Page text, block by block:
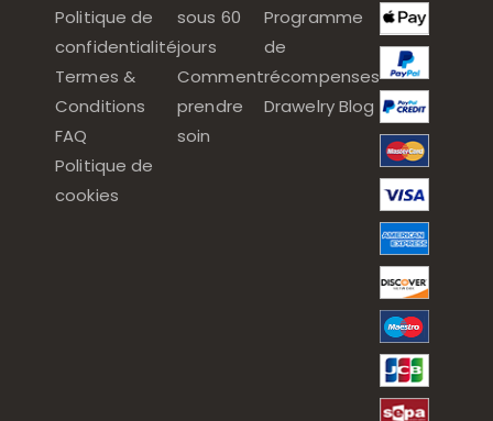
Politique de
confidentialité
Termes &
Conditions
FAQ
Politique de
cookies
sous 60
jours
Comment
prendre
soin
Programme
de
récompenses
Drawelry Blog